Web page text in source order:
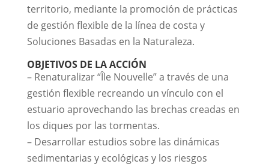
territorio, mediante la promoción de prácticas
de gestión flexible de la línea de costa y
Soluciones Basadas en la Naturaleza.
OBJETIVOS DE LA ACCIÓN
– Renaturalizar “Île Nouvelle” a través de una
gestión flexible recreando un vínculo con el
estuario aprovechando las brechas creadas en
los diques por las tormentas.
– Desarrollar estudios sobre las dinámicas
sedimentarias y ecológicas y los riesgos